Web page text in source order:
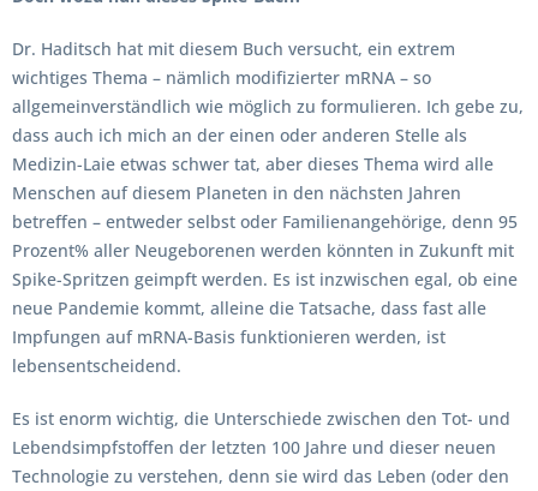
Dr. Haditsch hat mit diesem Buch versucht, ein extrem
wichtiges Thema – nämlich modifizierter mRNA – so
allgemeinverständlich wie möglich zu formulieren. Ich gebe zu,
dass auch ich mich an der einen oder anderen Stelle als
Medizin-Laie etwas schwer tat, aber dieses Thema wird alle
Menschen auf diesem Planeten in den nächsten Jahren
betreffen – entweder selbst oder Familienangehörige, denn 95
Prozent% aller Neugeborenen werden könnten in Zukunft mit
Spike-Spritzen geimpft werden. Es ist inzwischen egal, ob eine
neue Pandemie kommt, alleine die Tatsache, dass fast alle
Impfungen auf mRNA-Basis funktionieren werden, ist
lebensentscheidend.
Es ist enorm wichtig, die Unterschiede zwischen den Tot- und
Lebendsimpfstoffen der letzten 100 Jahre und dieser neuen
Technologie zu verstehen, denn sie wird das Leben (oder den